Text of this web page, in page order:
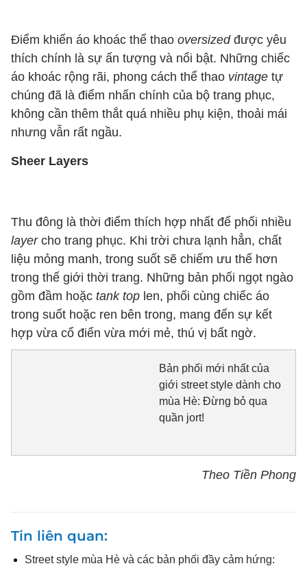
Điểm khiến áo khoác thể thao oversizedđược yêu
thích chính là sự ấn tượng và nổi bật. Những chiếc
áo khoác rộng rãi, phong cách thể thao vintage tự
chúng đã là điểm nhấn chính của bộ trang phục,
không cần thêm thắt quá nhiều phụ kiện, thoải mái
nhưng vẫn rất ngầu.
Sheer Layers
Thu đông là thời điểm thích hợp nhất để phối nhiều
layercho trang phục. Khi trời chưa lạnh hẳn, chất
liệu mỏng manh, trong suốt sẽ chiếm ưu thế hơn
trong thế giới thời trang. Những bản phối ngọt ngào
gồm đầm hoặc tank top len, phối cùng chiếc áo
trong suốt hoặc ren bên trong, mang đến sự kết
hợp vừa cổ điển vừa mới mẻ, thú vị bất ngờ.
Bản phối mới nhất của
giới street style dành cho
mùa Hè: Đừng bỏ qua
quần jort!
Theo Tiền Phong
Tin liên quan
Street style mùa Hè và các bản phối đầy cảm hứng: